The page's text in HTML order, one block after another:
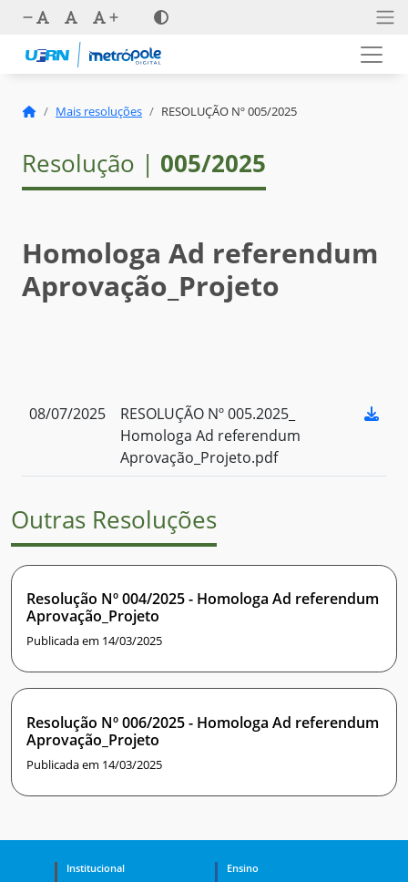
Mais resoluções RESOLUÇÃO Nº 005/2025
Resolução | 005/2025
Homologa Ad referendum
Aprovação_Projeto
08/07/2025
RESOLUÇÃO Nº 005.2025_
Homologa Ad referendum
Aprovação_Projeto.pdf
Outras Resoluções
Resolução Nº 004/2025 - Homologa Ad referendum
Aprovação_Projeto
Publicada em 14/03/2025
Resolução Nº 006/2025 - Homologa Ad referendum
Aprovação_Projeto
Publicada em 14/03/2025
Institucional
Ensino